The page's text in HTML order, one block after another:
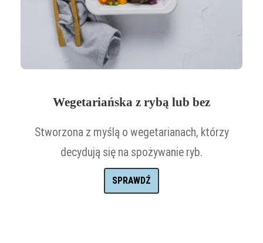
Wegetariańska z rybą lub bez
Stworzona z myślą o wegetarianach, którzy
decydują się na spożywanie ryb.
SPRAWDŹ